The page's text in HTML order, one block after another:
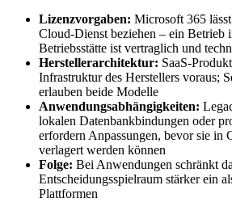
Lizenzvorgaben: Microsoft 365
Cloud-Dienst beziehen – ein Betrieb
Betriebsstätte ist vertraglich und
Herstellerarchitektur: SaaS-
Infrastruktur des Herstellers voraus;
erlauben beide Modelle
Anwendungsabhängigkeiten:
lokalen Datenbankbindungen oder
erfordern Anpassungen, bevor sie in
verlagert werden können
Folge: Bei Anwendungen schränkt
Entscheidungsspielraum stärker ein
Plattformen